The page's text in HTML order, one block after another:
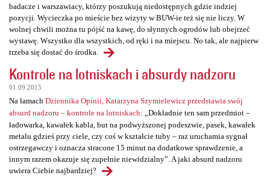
badacze i warszawiacy, którzy poszukują niedostępnych gdzie indziej
pozycji. Wycieczka po mieście bez wizyty w BUW-ie też się nie liczy. W
wolnej chwili można tu pójść na kawę, do słynnych ogrodów lub obejrzeć
wystawę. Wszystko dla wszystkich, od ręki i na miejscu. No tak, ale najpierw
trzeba się dostać do środka.
Kontrole na lotniskach i absurdy nadzoru
01.09.2015
Na łamach Dziennika Opinii, Katarzyna Szymielewicz przedstawia swój
absurd nadzoru – kontrole na lotniskach: „Dokładnie ten sam przedmiot –
ładowarka, kawałek kabla, but na podwyższonej podeszwie, pasek, kawałek
metalu gdzieś przy ciele, czy coś w kształcie tuby – raz uruchamia sygnał
ostrzegawczy i oznacza stracone 15 minut na dodatkowe sprawdzenie, a
innym razem okazuje się zupełnie niewidzialny”. A jaki absurd nadzoru
uwiera Ciebie najbardziej?